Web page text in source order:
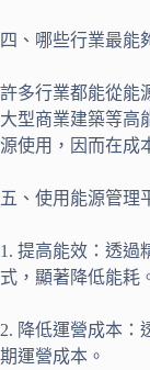
四、哪些行業最能
許多行業都能從能
大型商業建築等高
源使用，因而在成
五、使用能源管理
1. 提高能效：透過
式，顯著降低能耗
2. 降低運營成本：
期運營成本。